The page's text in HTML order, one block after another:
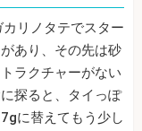
リノタテでスター
あり、その先は砂
ラクチャーがない
探ると、タイっぽ
に替えてもう少し